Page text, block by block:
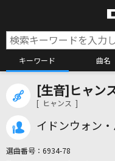
キーワード 曲名
[生音]ヒャン
[ ヒャンス ]
イドンウォン
選曲番号： 6934-78